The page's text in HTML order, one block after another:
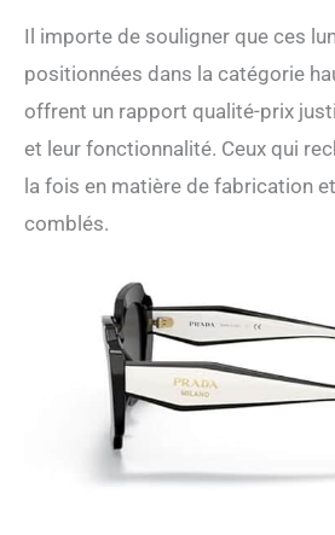
Il importe de souligner que ces
positionnées dans la catégorie
offrent un rapport qualité-prix
et leur fonctionnalité. Ceux qui
la fois en matière de fabrication
comblés.